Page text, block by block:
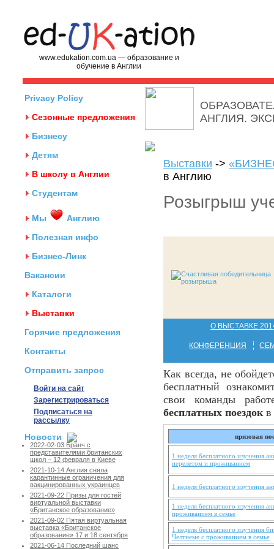
www.edukation.com.ua — образование и
обучение в Англии
Privacy Policy
Сезонные предложения
Бизнесу
Детям
В школу в Англии
Студентам
Мы
Англию
Полезная инфо
Бизнес-Линк
Вакансии
Каталоги
Выставки
Горячие предложения
Контакты
Отправить запрос
Войти на сайт
Зарегистрироваться
Подписаться на
рассылку
Новости
2022-02-03 Бранч с
представителями британских
школ – 12 февраля в Киеве
2021-10-14 Англия сняла
карантинные ограничения для
вакцинированных украинцев
2021-09-22 Призы для гостей
виртуальной выставки
«Британское образование»
2021-09-02 Пятая виртуальная
выставка «Британское
образование» 17 и 18 сентября
2021-06-14 Последний шанс
АНГЛИЯ.
Выставки ->
в Англию
Розыгрыш
О ВЫСТАВКЕ
КОНФЕРЕНЦИЯ
Как всегда, не
бесплатный
свои команды
бесплатных поездокв
призовая
1 неделя бесплатного изучения
перелетом и проживанием
1 неделя бесплатного изучения
1 неделя бесплатного изучения
проживанием в семье
1 неделя бесплатного изучения
Челтнеме с проживанием в семье